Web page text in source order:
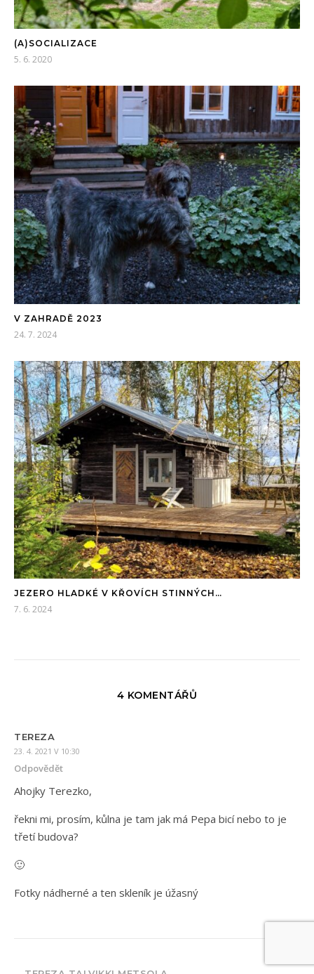
(A)SOCIALIZACE
5. 6. 2020
V ZAHRADĚ 2023
24. 7. 2024
JEZERO HLADKÉ V KŘOVÍCH STINNÝCH…
7. 6. 2024
4 KOMENTÁŘŮ
TEREZA
23. 4. 2021 V 10:30
Odpovědět
Ahojky Terezko,
řekni mi, prosím, kůlna je tam jak má Pepa bicí nebo to je
třetí budova?
🙂
Fotky nádherné a ten skleník je úžasný